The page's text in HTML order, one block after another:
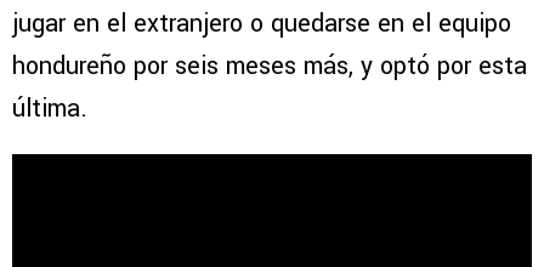
jugar en el extranjero o quedarse en el equipo
hondureño por seis meses más, y optó por esta
última.